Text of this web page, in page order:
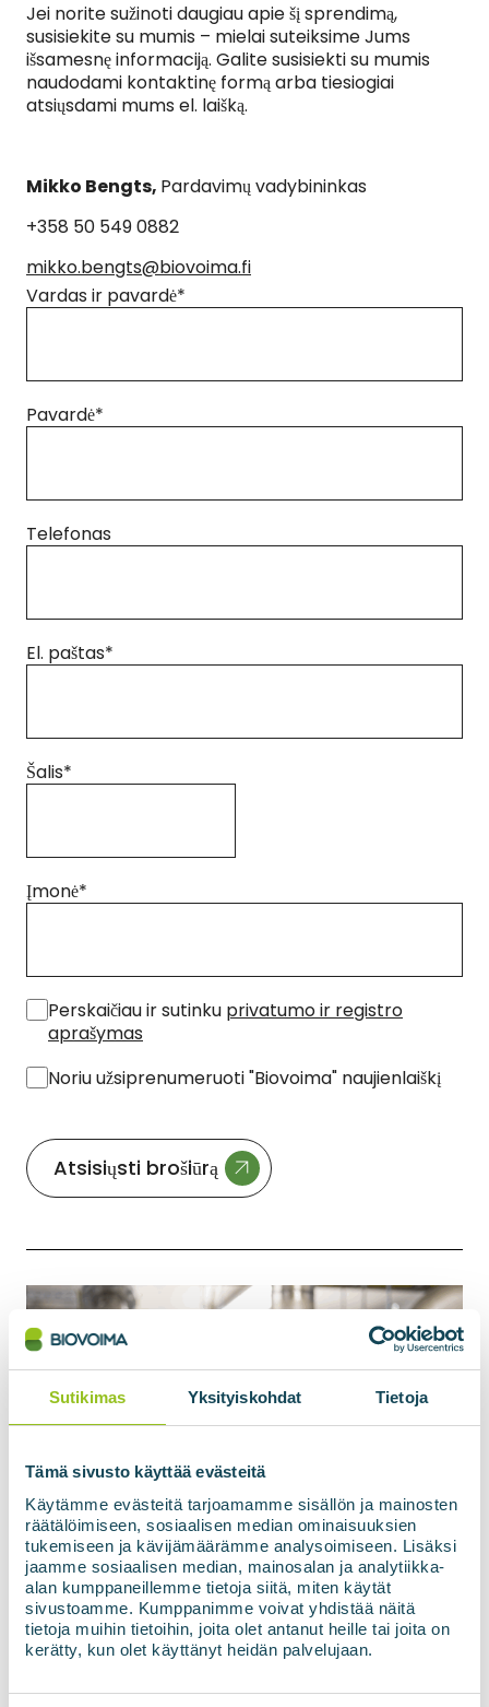
Sutikimas Yksityiskohdat Tietoja
Tämä sivusto käyttää evästeitä
Käytämme evästeitä tarjoamamme sisällön ja mainosten
räätälöimiseen, sosiaalisen median ominaisuuksien
tukemiseen ja kävijämäärämme analysoimiseen. Lisäksi
jaamme sosiaalisen median, mainosalan ja analytiikka-
alan kumppaneillemme tietoja siitä, miten käytät
sivustoamme. Kumppanimme voivat yhdistää näitä
tietoja muihin tietoihin, joita olet antanut heille tai joita on
kerätty, kun olet käyttänyt heidän palvelujaan.
Jei norite sužinoti daugiau apie šį sprendimą,
susisiekite su mumis – mielai suteiksime Jums
išsamesnę informaciją. Galite susisiekti su mumis
naudodami kontaktinę formą arba tiesiogiai
atsiųsdami mums el. laišką.
Mikko Bengts, Pardavimų vadybininkas
+358 50 549 0882
mikko.bengts@biovoima.fi
Vardas ir pavardė*
Pavardė*
Telefonas
El. paštas*
Šalis*
Įmonė*
* Perskaičiau ir sutinku privatumo ir registro
aprašymas
Noriu užsiprenumeruoti "Biovoima" naujienlaiškį
Atsisiųsti brošiūrą